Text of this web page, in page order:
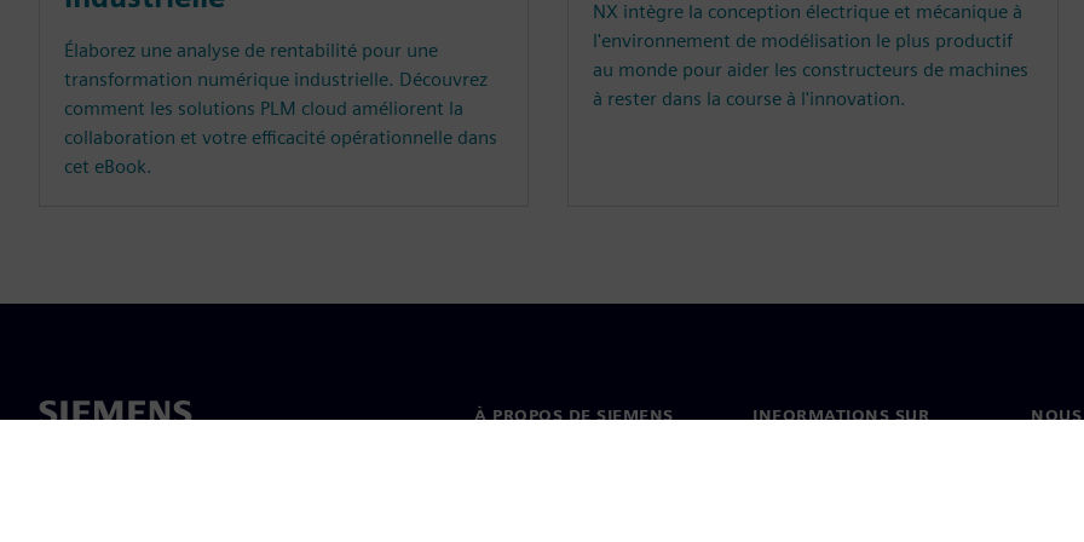
Élaborez une analyse de rentabilité pour une
transformation numérique industrielle. Découvrez
comment les solutions PLM cloud améliorent la
collaboration et votre efficacité opérationnelle dans
cet eBook.
NX intègre la conception électrique et mécanique à
l'environnement de modélisation le plus productif
au monde pour aider les constructeurs de machines
à rester dans la course à l'innovation.
À PROPOS DE SIEMENS
INFORMATIONS SUR